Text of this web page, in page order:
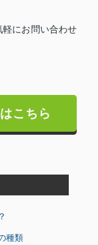
にお問い合わせ
こちら
種類